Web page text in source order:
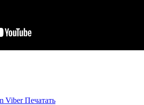
Viber Печатать